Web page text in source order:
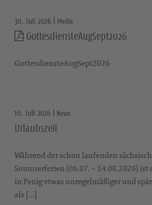
30. Juli 2026 | Media
GottesdiensteAugSept2026
GottesdiensteAugSept2026
10. Juli 2026 | News
Urlaubszeit
Während der schon laufenden
Sommerferien (06.07. – 14.08.2026) ist
in Penig etwas unregelmäßiger und
als […]